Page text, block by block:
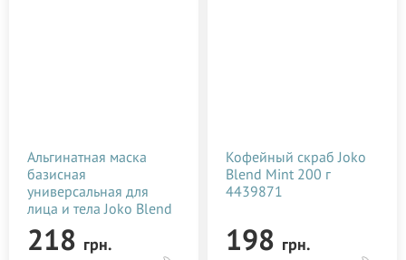
Альгинатная маска
базисная
универсальная для
лица и тела Joko Blend
Premium Alginate Mask
200 г 564295
218 грн.
Кофейный скраб Joko
Blend Mint 200 г
4439871
198 грн.